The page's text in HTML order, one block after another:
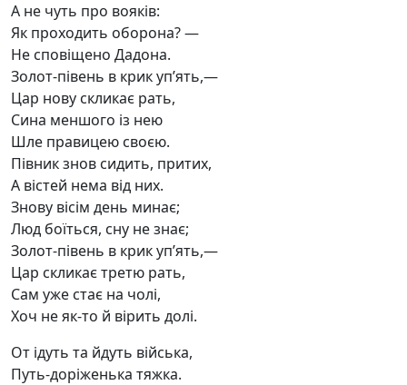
А не чуть про вояків:
Як проходить оборона? —
Не сповіщено Дадона.
Золот-півень в крик уп’ять,—
Цар нову скликає рать,
Сина меншого із нею
Шле правицею своєю.
Півник знов сидить, притих,
А вістей нема від них.
Знову вісім день минає;
Люд боїться, сну не знає;
Золот-півень в крик уп’ять,—
Цар скликає третю рать,
Сам уже стає на чолі,
Хоч не як-то й вірить долі.
От ідуть та йдуть війська,
Путь-доріженька тяжка.